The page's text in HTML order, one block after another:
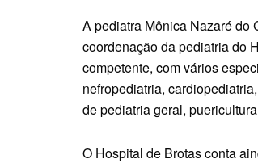
A pediatra Mônica Nazaré do
coordenação da pediatria do
competente, com vários
nefropediatria,
de pediatria geral,
O Hospital de Brotas conta